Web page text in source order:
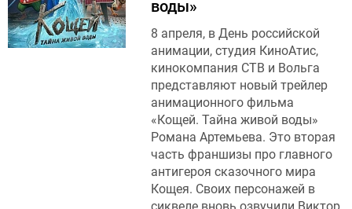
воды»
8 апреля, в День российской
анимации, студия КиноАтис,
кинокомпания СТВ и Вольга
представляют новый трейлер
анимационного фильма
«Кощей. Тайна живой воды»
Романа Артемьева. Это вторая
часть франшизы про главного
антигероя сказочного мира
Кощея. Своих персонажей в